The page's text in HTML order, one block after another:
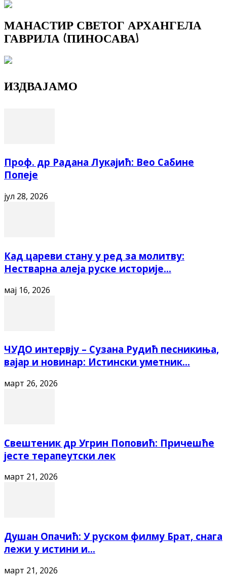
МАНАСТИР СВЕТОГ АРХАНГЕЛА
ГАВРИЛА (ПИНОСАВА)
ИЗДВАЈАМО
Проф. др Радана Лукајић: Вео Сабине
Попеје
јул 28, 2026
Кад цареви стану у ред за молитву:
Нестварна алеја руске историје...
мај 16, 2026
ЧУДО интервју – Сузана Рудић песникиња,
вајар и новинар: Истински уметник...
март 26, 2026
Свештеник др Угрин Поповић: Причешће
јесте терапеутски лек
март 21, 2026
Душан Опачић: У руском филму Брат, снага
лежи у истини и...
март 21, 2026